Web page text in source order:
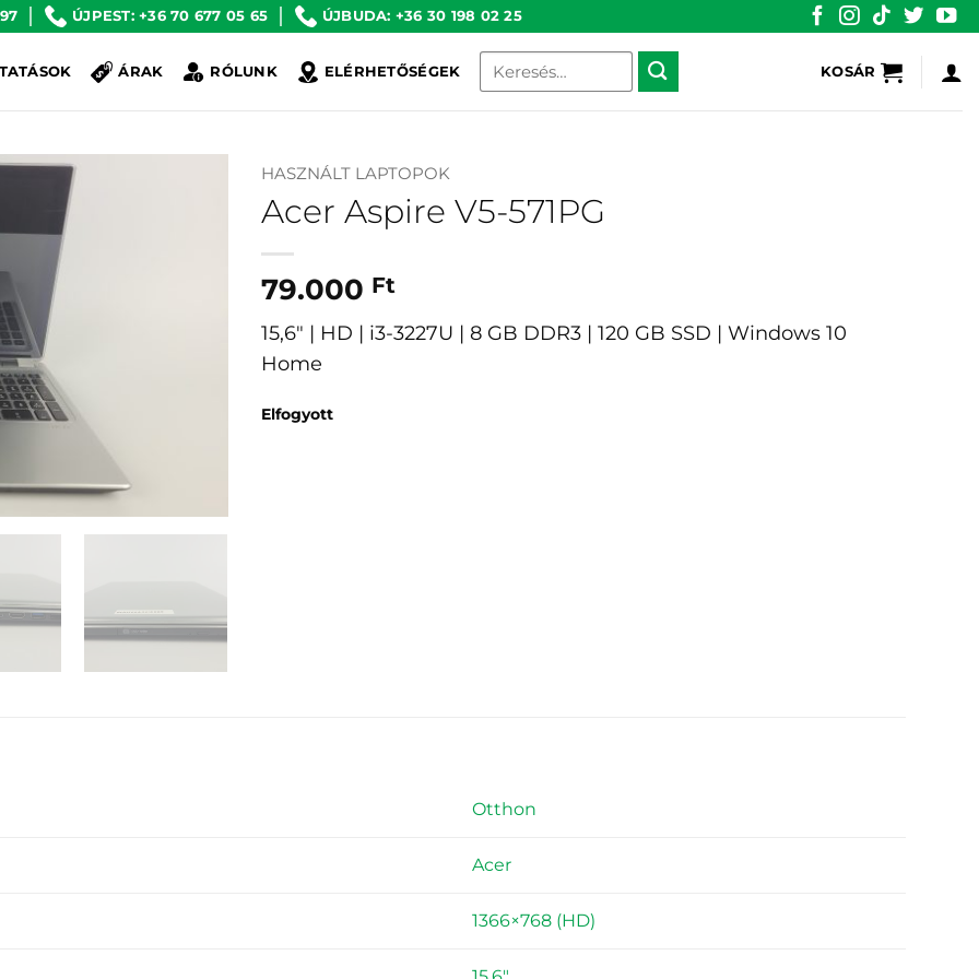
ÚJPEST: +36 70 677 05 65 ÚJBUDA: +36 30 198 02 25
ÁRAK RÓLUNK ELÉRHETŐSÉGEK
Keresés
következőre:
KOSÁR
HASZNÁLT LAPTOPOK
Acer Aspire V5-571PG
79.000 Ft
15,6″ | HD | i3-3227U | 8 GB DDR3 | 120 GB SSD | Windows 10
Home
Elfogyott
Otthon
Acer
1366×768 (HD)